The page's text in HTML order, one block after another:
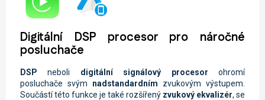
Digitální DSP procesor pro náročné
posluchače
DSP neboli digitální signálový procesorohromí
posluchače svým nadstandardním zvukovým výstupem.
Součástí této funkce je také rozšířený zvukový ekvalizér, se